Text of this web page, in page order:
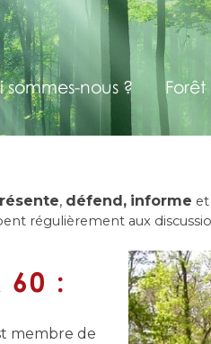
sommes-nous ? Forêt
, défend, informe
régulièrement aux
60 :
membre de